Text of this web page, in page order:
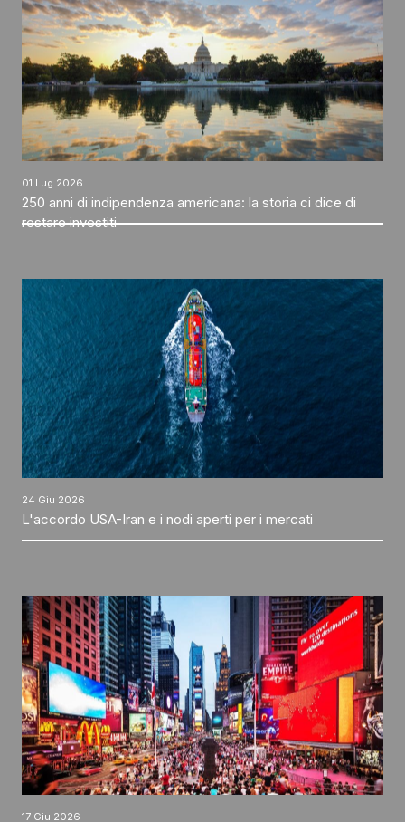
01 Lug 2026
250 anni di indipendenza americana: la storia ci dice di
restare investiti
24 Giu 2026
L'accordo USA-Iran e i nodi aperti per i mercati
17 Giu 2026